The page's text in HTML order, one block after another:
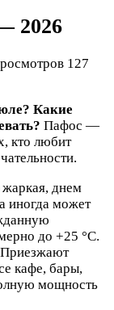
2026
127
Какие
Пафос —
кто любит
днем
иногда может
до +25 °C.
кафе, бары,
мощность